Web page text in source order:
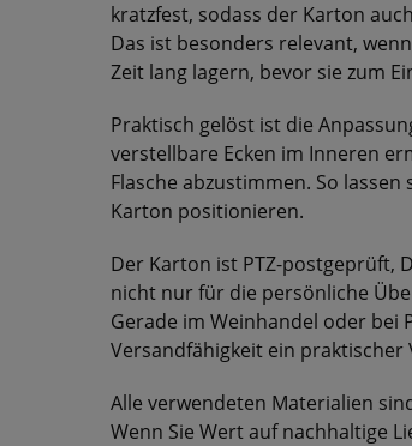
kratzfest, sodass der Karton
Das ist besonders relevant,
Zeit lang lagern, bevor sie zum
Praktisch gelöst ist die
verstellbare Ecken im Inneren
Flasche abzustimmen. So
Karton positionieren.
Der Karton ist PTZ-postgeprüft,
nicht nur für die persönliche
Gerade im Weinhandel oder bei
Versandfähigkeit ein praktischer
Alle verwendeten Materialien
Wenn Sie Wert auf nachhaltige